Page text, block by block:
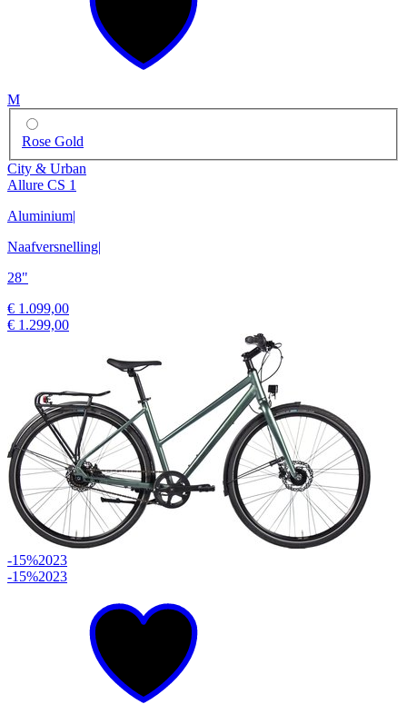
M
Rose Gold
City & Urban
Allure CS 1
Aluminium|
Naafversnelling|
28"
€ 1.099,00
€ 1.299,00
-15%2023
-15%2023